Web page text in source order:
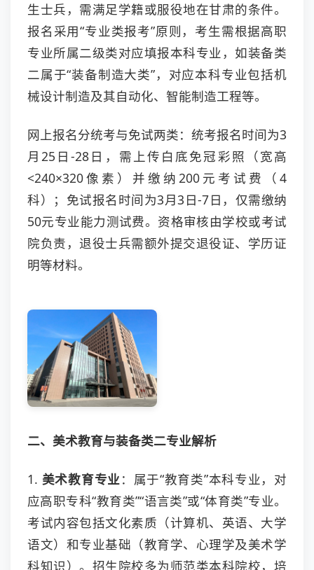
生士兵，需满足学籍或服役地在甘肃的条件。
报名采用“专业类报考”原则，考生需根据高职
专业所属二级类对应填报本科专业，如装备类
二属于“装备制造大类”，对应本科专业包括机
械设计制造及其自动化、智能制造工程等。
网上报名分统考与免试两类：统考报名时间为3
月25日-28日，需上传白底免冠彩照（宽高
<240×320像素）并缴纳200元考试费（4
科）；免试报名时间为3月3日-7日，仅需缴纳
50元专业能力测试费。资格审核由学校或考试
院负责，退役士兵需额外提交退役证、学历证
明等材料。
二、美术教育与装备类二专业解析
1. 美术教育专业：属于“教育类”本科专业，对
应高职专科“教育类”“语言类”或“体育类”专业。
考试内容包括文化素质（计算机、英语、大学
语文）和专业基础（教育学、心理学及美术学
科知识）。招生院校多为师范类本科院校，培